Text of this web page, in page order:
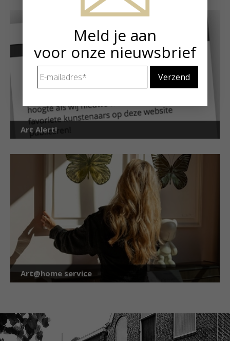
Art Alert!
Art@home service
Meld je aan
voor onze nieuwsbrief
mailadres *